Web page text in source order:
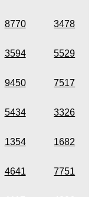
8770 3478
3594 5529
9450 7517
5434 3326
1354 1682
4641 7751